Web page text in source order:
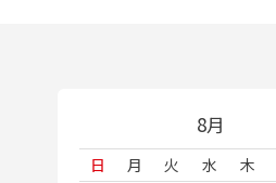
8月
日 月 火 水 木